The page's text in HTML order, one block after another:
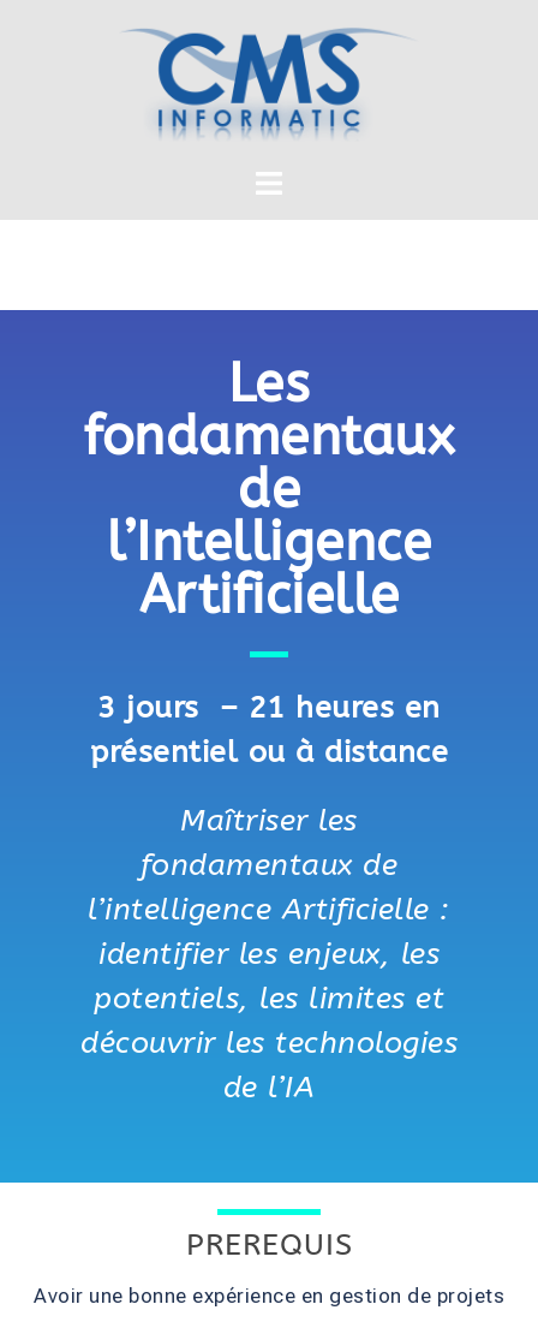
Les
fondamentaux
de
l’Intelligence
Artificielle
3 jours – 21 heures en
présentiel ou à distance
Maîtriser les
fondamentaux de
l’intelligence Artificielle :
identifier les enjeux, les
potentiels, les limites et
découvrir les technologies
de l’IA
PREREQUIS
Avoir une bonne expérience en gestion de projets